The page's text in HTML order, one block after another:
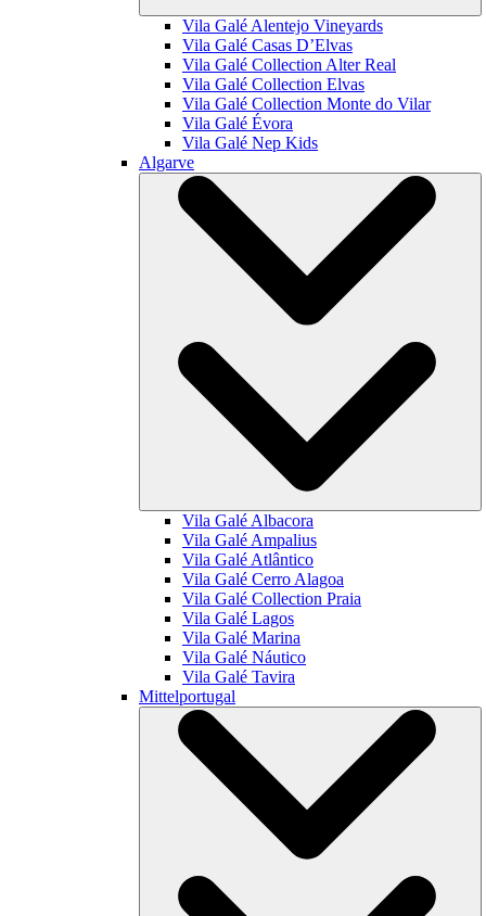
Vila Galé Alentejo Vineyards
Vila Galé Casas D’Elvas
Vila Galé Collection Alter Real
Vila Galé Collection Elvas
Vila Galé Collection Monte do Vilar
Vila Galé Évora
Vila Galé Nep Kids
Algarve
Vila Galé Albacora
Vila Galé Ampalius
Vila Galé Atlântico
Vila Galé Cerro Alagoa
Vila Galé Collection Praia
Vila Galé Lagos
Vila Galé Marina
Vila Galé Náutico
Vila Galé Tavira
Mittelportugal